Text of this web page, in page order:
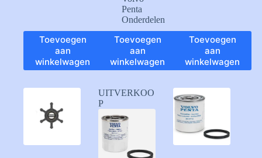
Toevoegen
aan
winkelwagen
Penta
Onderdelen
Toevoegen
aan
winkelwagen
Toevoegen
aan
winkelwagen
UITVERKOO
P